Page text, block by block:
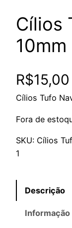
Cílios
10mm
R$15,00
Cílios Tufo
Fora de
SKU: Cílios
1
Descrição
Informação